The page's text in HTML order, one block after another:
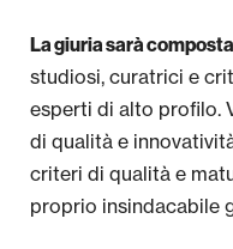
La giuria sarà
studiosi, curatrici e
esperti di alto profilo.
di qualità e
criteri di qualità e
proprio insindacabile